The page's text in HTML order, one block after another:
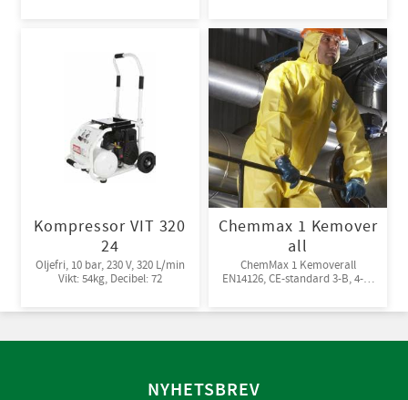
Kompressor VIT 320
24
Oljefri, 10 bar, 230 V, 320 L/min
Vikt: 54kg, Decibel: 72
Chemmax 1 Kemover
all
ChemMax 1 Kemoverall
EN14126, CE-standard 3-B, 4-B,
NYHETSBREV